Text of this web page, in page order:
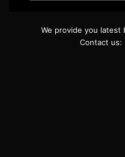
We provide you latest
Contact us: